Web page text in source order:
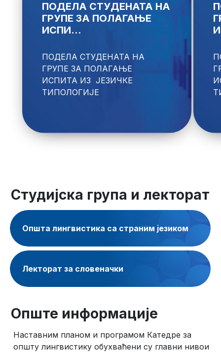
ПОДЕЛА СТУДЕНАТА НА
ГРУПЕ ЗА ПОЛАГАЊЕ
ИСПИ...
ПОДЕЛА СТУДЕНАТА НА
ГРУПЕ ЗА ПОЛАГАЊЕ
ИСПИТА ИЗ  ЈЕЗИЧКЕ
Студијска група и лекторат
Општа лингвистика са страним језиком
Лекторат за словеначки
Опште информације
Наставним планом и програмом Катедре за
општу лингвистику обухваћени су главни нивои